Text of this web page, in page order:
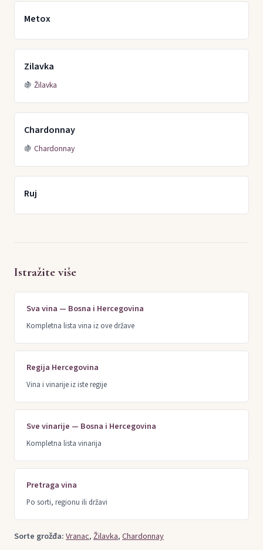
Metox
Zilavka
🍇 Žilavka
Chardonnay
🍇 Chardonnay
Ruj
Istražite više
Sva vina — Bosna i Hercegovina
Kompletna lista vina iz ove države
Regija Hercegovina
Vina i vinarije iz iste regije
Sve vinarije — Bosna i Hercegovina
Kompletna lista vinarija
Pretraga vina
Po sorti, regionu ili državi
Sorte grožđa:Vranac,Žilavka,Chardonnay